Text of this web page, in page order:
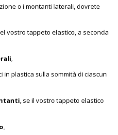
o i montanti laterali, dovrete
vostro tappeto elastico, a seconda
,
in plastica sulla sommità di ciascun
, se il vostro tappeto elastico
,